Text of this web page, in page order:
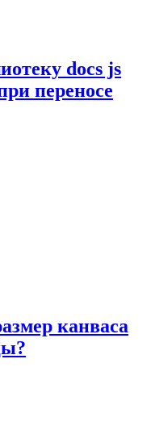
docs js
переносе
канваса